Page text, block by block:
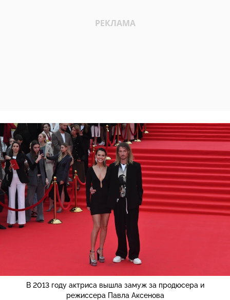
В 2013 году актриса вышла замуж за продюсера и
режиссера Павла Аксенова